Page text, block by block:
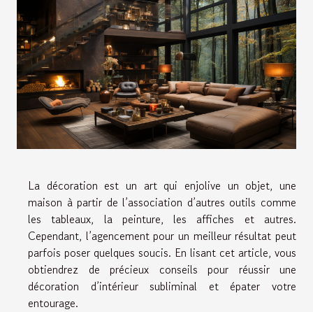
La décoration est un art qui enjolive un objet, une
maison à partir de l’association d’autres outils comme
les tableaux, la peinture, les affiches et autres.
Cependant, l’agencement pour un meilleur résultat peut
parfois poser quelques soucis. En lisant cet article, vous
obtiendrez de précieux conseils pour réussir une
décoration d’intérieur subliminal et épater votre
entourage.